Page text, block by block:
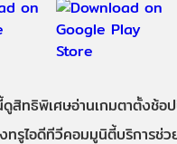
ดูสิทธิพิเศษอ่านเกมตาตั้งช้อ
ทรูไอดีทีวีคอมมูนิตี้บริการช่ว